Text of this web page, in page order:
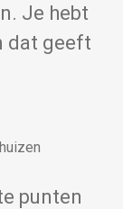
Je hebt
dat geeft
punten